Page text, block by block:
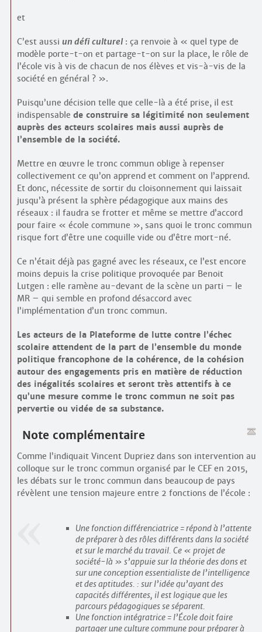
et
C’est aussi un défi culturel: ça renvoie à « quel type de
modèle porte-t-on et partage-t-on sur la place, le rôle de
l’école vis à vis de chacun de nos élèves et vis-à-vis de la
société en général ? ».
Puisqu’une décision telle que celle-là a été prise, il est
indispensable de construire sa légitimité non seulement
auprès des acteurs scolaires mais aussi auprès de
l’ensemble de la société.
Mettre en œuvre le tronc commun oblige à repenser
collectivement ce qu’on apprend et comment on l’apprend.
Et donc, nécessite de sortir du cloisonnement qui laissait
jusqu’à présent la sphère pédagogique aux mains des
réseaux : il faudra se frotter et même se mettre d’accord
pour faire « école commune », sans quoi le tronc commun
risque fort d’être une coquille vide ou d’être mort-né.
Ce n’était déjà pas gagné avec les réseaux, ce l’est encore
moins depuis la crise politique provoquée par Benoit
Lutgen : elle ramène au-devant de la scène un parti – le
MR – qui semble en profond désaccord avec
l’implémentation d’un tronc commun.
Les acteurs de la Plateforme de lutte contre l’échec
scolaire attendent de la part de l’ensemble du monde
politique francophone de la cohérence, de la cohésion
autour des engagements pris en matière de réduction
des inégalités scolaires et seront très attentifs à ce
qu’une mesure comme le tronc commun ne soit pas
pervertie ou vidée de sa substance.
Note complémentaire
Comme l’indiquait Vincent Dupriez dans son intervention au
colloque sur le tronc commun organisé par le CEF en 2015,
les débats sur le tronc commun dans beaucoup de pays
révèlent une tension majeure entre 2 fonctions de l’école :
Une fonction différenciatrice = répond à l’attente
de préparer à des rôles différents dans la société
et sur le marché du travail. Ce « projet de
société-là » s’appuie sur la théorie des dons et
sur une conception essentialiste de l’intelligence
et des aptitudes. : sur l’idée qu’ayant des
capacités différentes, il est logique que les
parcours pédagogiques se séparent.
Une fonction intégratrice = l’École doit faire
partager une culture commune pour préparer à